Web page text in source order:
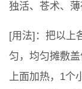
独活、苍术、薄
[用法]：把以上
匀，均匀摊敷
上面加热，1个